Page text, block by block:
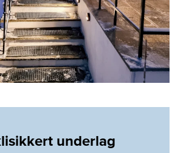
underlag